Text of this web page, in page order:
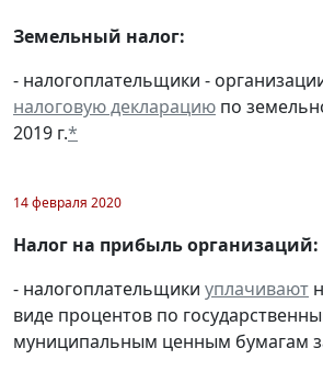
Земельный налог:
- налогоплательщики -
налоговую декларацию по
2019 г.*
14 февраля 2020
Налог на прибыль организаций:
- налогоплательщики уплачивают
виде процентов по
муниципальным ценным бумагам